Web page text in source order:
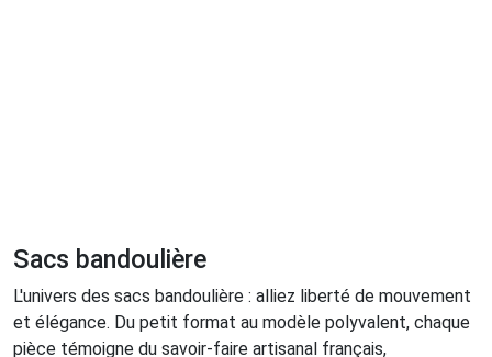
Sacs bandoulière
L'univers des sacs bandoulière : alliez liberté de mouvement
et élégance. Du petit format au modèle polyvalent, chaque
pièce témoigne du savoir-faire artisanal français,